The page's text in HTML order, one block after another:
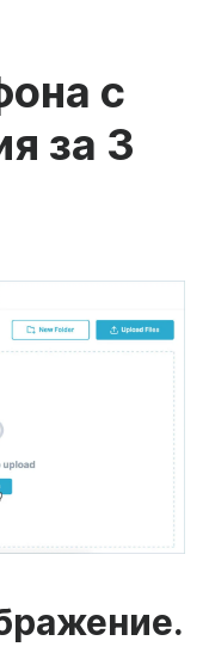
с
за 3